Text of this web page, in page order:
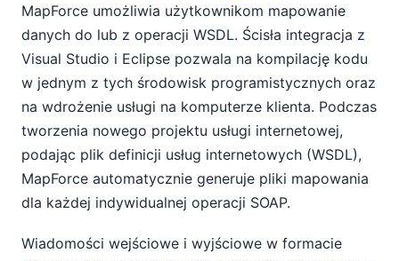
MapForce umożliwia użytkownikom mapowanie
danych do lub z operacji WSDL. Ścisła integracja z
Visual Studio i Eclipse pozwala na kompilację kodu
w jednym z tych środowisk programistycznych oraz
na wdrożenie usługi na komputerze klienta. Podczas
tworzenia nowego projektu usługi internetowej,
podając plik definicji usług internetowych (WSDL),
MapForce automatycznie generuje pliki mapowania
dla każdej indywidualnej operacji SOAP.
Wiadomości wejściowe i wyjściowe w formacie